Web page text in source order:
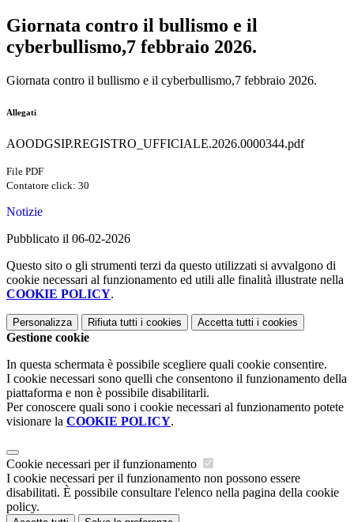
Giornata contro il bullismo e il
cyberbullismo,7 febbraio 2026.
Giornata contro il bullismo e il cyberbullismo,7 febbraio 2026.
Allegati
AOODGSIP.REGISTRO_UFFICIALE.2026.0000344.pdf
File PDF
Contatore click: 30
Notizie
Pubblicato il 06-02-2026
Questo sito o gli strumenti terzi da questo utilizzati si avvalgono di
cookie necessari al funzionamento ed utili alle finalità illustrate nella
COOKIE POLICY.
Personalizza Rifiuta tutti i cookies Accetta tutti i cookies
Gestione cookie
In questa schermata è possibile scegliere quali cookie consentire.
I cookie necessari sono quelli che consentono il funzionamento della
piattaforma e non è possibile disabilitarli.
Per conoscere quali sono i cookie necessari al funzionamento potete
visionare la COOKIE POLICY.
Cookie necessari per il funzionamento
I cookie necessari per il funzionamento non possono essere
disabilitati. È possibile consultare l'elenco nella pagina della cookie
policy.